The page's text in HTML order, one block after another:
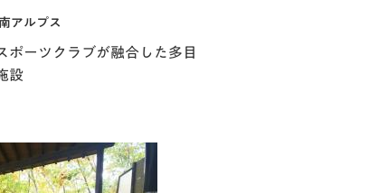
アルプス
ポーツクラブが融合した多目
設